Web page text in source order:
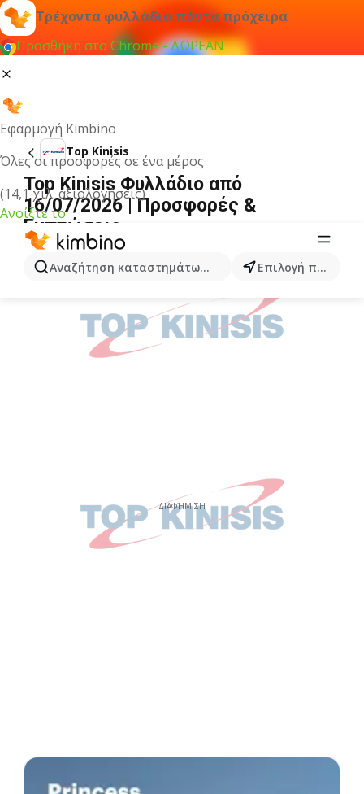
Τρέχοντα φυλλάδια πάντα πρόχειρα
Προσθήκη στο Chrome - ΔΩΡΕΑΝ
Εφαρμογή Kimbino
Όλες οι προσφορές σε ένα μέρος
(14,1 χιλ. αξιολογήσεις)
Ανοίξτε το
Αναζήτηση καταστημάτων, κατηγοριών, προϊόντων...
Επιλογή πόλης
Top Kinisis
Top Kinisis Φυλλάδιο από
16/07/2026 | Προσφορές &
Εκπτώσεις
ΔΙΑΦΉΜΙΣΗ